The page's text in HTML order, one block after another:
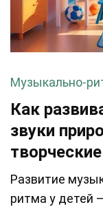
Музыкально-
Как
звуки
Развитие
ритма у детей